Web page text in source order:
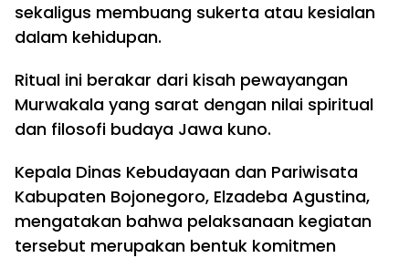
sekaligus membuang sukerta atau kesialan
dalam kehidupan.
Ritual ini berakar dari kisah pewayangan
Murwakala yang sarat dengan nilai spiritual
dan filosofi budaya Jawa kuno.
Kepala Dinas Kebudayaan dan Pariwisata
Kabupaten Bojonegoro, Elzadeba Agustina,
mengatakan bahwa pelaksanaan kegiatan
tersebut merupakan bentuk komitmen